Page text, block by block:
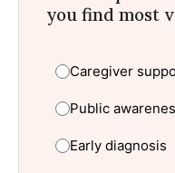
you find most
Caregiver
Public
Early diagnosis